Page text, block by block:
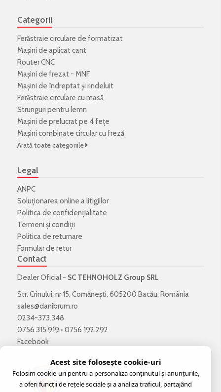
Categorii
Ferăstraie circulare de formatizat
Mașini de aplicat cant
Router CNC
Mașini de frezat - MNF
Mașini de îndreptat și rindeluit
Ferăstraie circulare cu masă
Strunguri pentru lemn
Mașini de prelucrat pe 4 fețe
Mașini combinate circular cu freză
Arată toate categoriile
Legal
ANPC
Soluționarea online a litigiilor
Politica de confidenţialitate
Termeni şi condiţii
Politica de returnare
Formular de retur
Contact
Dealer Oficial - SC TEHNOHOLZ Group SRL
Str. Crinului, nr 15, Comănești, 605200 Bacău, România
sales@danibrum.ro
0234-373.348
0756 315 919 • 0756 192 292
Facebook
Acest site folosește cookie-uri
Folosim cookie-uri pentru a personaliza conținutul și anunțurile,
a oferi funcții de rețele sociale și a analiza traficul, partajând